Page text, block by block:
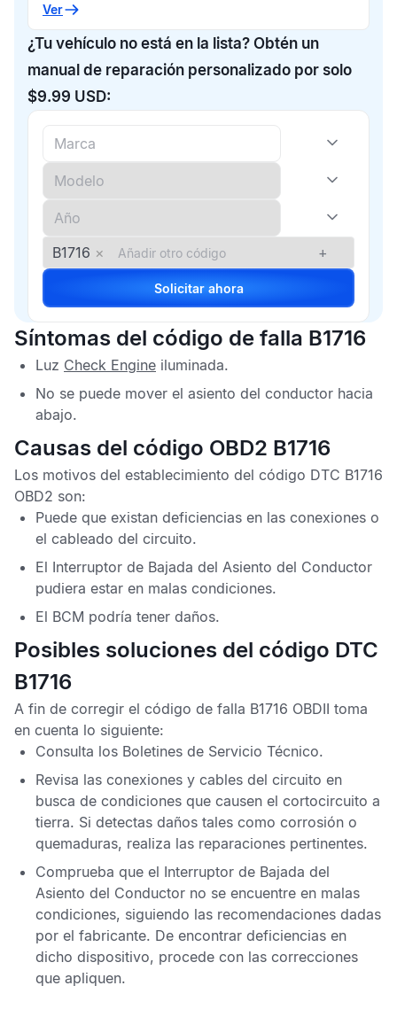
Ver
¿Tu vehículo no está en la lista? Obtén un
manual de reparación personalizado por solo
$9.99 USD:
B1716 × +
Solicitar ahora
Síntomas del código de falla B1716
Luz Check Engine iluminada.
No se puede mover el asiento del conductor hacia
abajo.
Causas del código OBD2 B1716
Los motivos del establecimiento del código DTC B1716
OBD2 son:
Puede que existan deficiencias en las conexiones o
el cableado del circuito.
El Interruptor de Bajada del Asiento del Conductor
pudiera estar en malas condiciones.
El BCM podría tener daños.
Posibles soluciones del código DTC
B1716
A fin de corregir el código de falla B1716 OBDII toma
en cuenta lo siguiente:
Consulta los Boletines de Servicio Técnico.
Revisa las conexiones y cables del circuito en
busca de condiciones que causen el cortocircuito a
tierra. Si detectas daños tales como corrosión o
quemaduras, realiza las reparaciones pertinentes.
Comprueba que el Interruptor de Bajada del
Asiento del Conductor no se encuentre en malas
condiciones, siguiendo las recomendaciones dadas
por el fabricante. De encontrar deficiencias en
dicho dispositivo, procede con las correcciones
que apliquen.